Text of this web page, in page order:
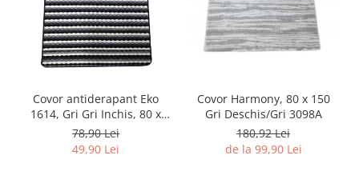
Covor antiderapant Eko
1614, Gri Gri Inchis, 80 x
120 cm
78,90 Lei
49,90 Lei
Covor Harmony, 80 x 150
Gri Deschis/Gri 3098A
180,92 Lei
de la 99,90 Lei